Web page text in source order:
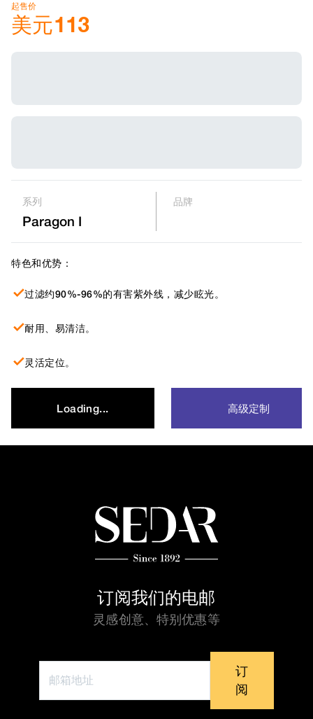
起售价
美元113
系列
Paragon I
品牌
特色和优势：
过滤约90%-96%的有害紫外线，减少眩光。
耐用、易清洁。
灵活定位。
Loading... 高级定制
订阅我们的电邮
灵感创意、特别优惠等
订
阅